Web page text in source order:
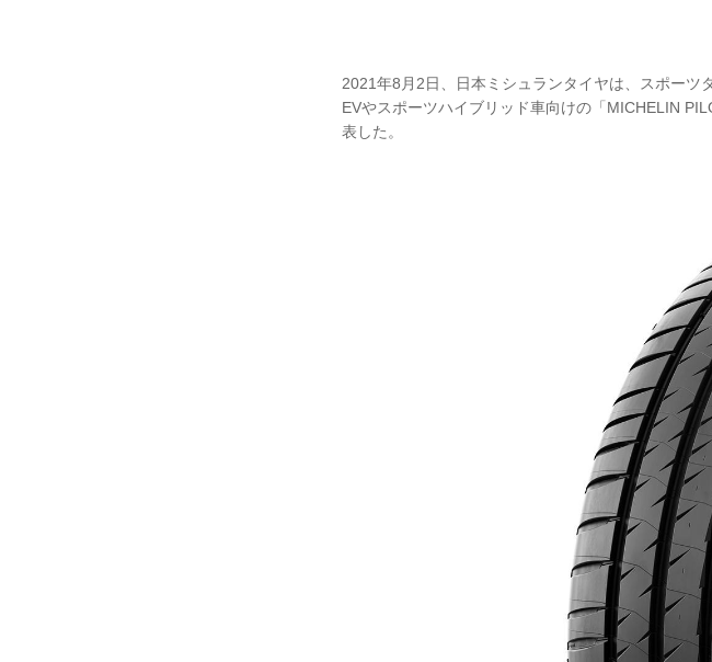
2021年8月2日、日本ミシュランタイヤは、スポー
EVやスポーツハイブリッド車向けの「MICHELIN
表した。